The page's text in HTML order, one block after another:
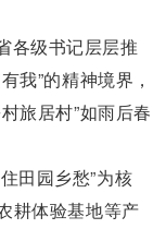
各级书记层层推
我”的精神境界，
旅居村”如雨后春
田园乡愁”为核
耕体验基地等产